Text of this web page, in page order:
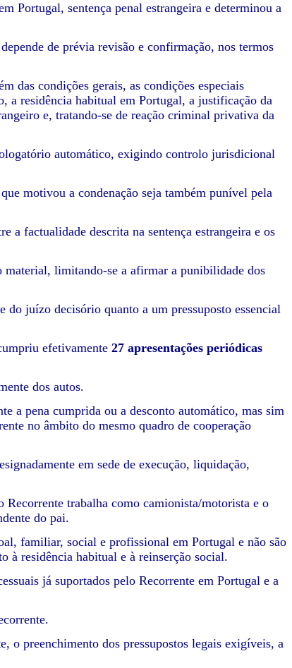
Portugal, sentença penal estrangeira e determinou a
de prévia revisão e confirmação, nos termos
das condições gerais, as condições especiais
a residência habitual em Portugal, a justificação da
e, tratando-se de reação criminal privativa da
automático, exigindo controlo jurisdicional
motivou a condenação seja também punível pela
factualidade descrita na sentença estrangeira e os
material, limitando-se a afirmar a punibilidade dos
juízo decisório quanto a um pressuposto essencial
efetivamente 27 apresentações periódicas
dos autos.
a pena cumprida ou a desconto automático, mas sim
no âmbito do mesmo quadro de cooperação
em sede de execução, liquidação,
Recorrente trabalha como camionista/motorista e o
do pai.
familiar, social e profissional em Portugal e não são
à residência habitual e à reinserção social.
já suportados pelo Recorrente em Portugal e a
o preenchimento dos pressupostos legais exigíveis, a